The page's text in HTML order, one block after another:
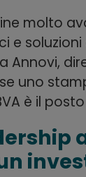
molto
e
Annovi,
uno
è il